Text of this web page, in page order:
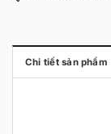
Chi tiết sản phẩm